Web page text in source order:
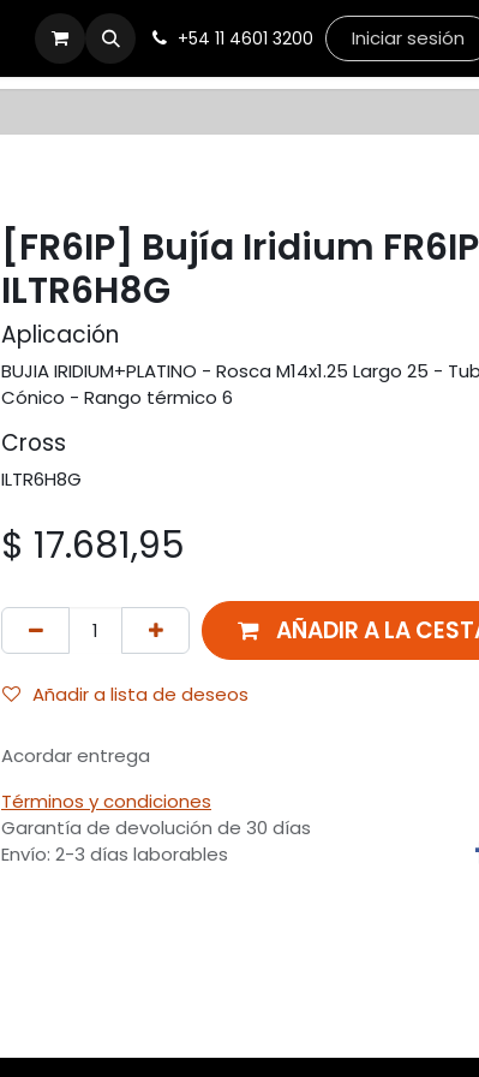
Contacto +54 11 4601 3200 Iniciar sesión
[FR6IP] Bujía Iridium
ILTR6H8G
Aplicación
BUJIA IRIDIUM+PLATINO - Rosca M14x1.25 Largo 25 -
Cónico - Rango térmico 6
Cross
ILTR6H8G
$ 17.681,95
AÑADIR A LA
Añadir a lista de deseos
Acordar entrega
Términos y condiciones
Garantía de devolución de 30 días
Envío: 2-3 días laborables